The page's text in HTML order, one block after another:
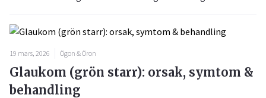
19 mars, 2026 Ögon & Öron
Glaukom (grön starr): orsak, symtom &
behandling